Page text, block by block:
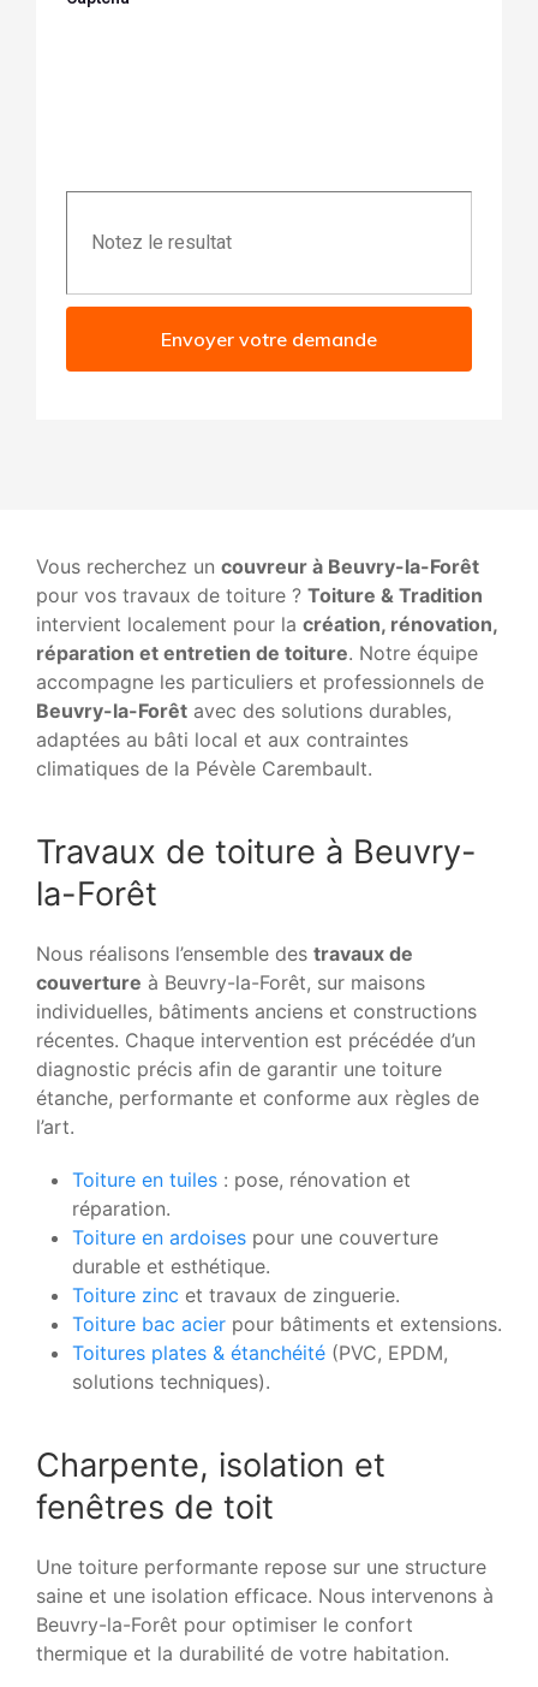
Envoyer votre demande
Vous recherchez un couvreur à Beuvry-la-Forêt
pour vos travaux de toiture ? Toiture & Tradition
intervient localement pour la création, rénovation,
réparation et entretien de toiture. Notre équipe
accompagne les particuliers et professionnels de
Beuvry-la-Forêt avec des solutions durables,
adaptées au bâti local et aux contraintes
climatiques de la Pévèle Carembault.
Travaux de toiture à Beuvry-
la-Forêt
Nous réalisons l’ensemble des travaux de
couverture à Beuvry-la-Forêt, sur maisons
individuelles, bâtiments anciens et constructions
récentes. Chaque intervention est précédée d’un
diagnostic précis afin de garantir une toiture
étanche, performante et conforme aux règles de
l’art.
Toiture en tuiles : pose, rénovation et
réparation.
Toiture en ardoises pour une couverture
durable et esthétique.
Toiture zinc et travaux de zinguerie.
Toiture bac acier pour bâtiments et extensions.
Toitures plates & étanchéité (PVC, EPDM,
solutions techniques).
Charpente, isolation et
fenêtres de toit
Une toiture performante repose sur une structure
saine et une isolation efficace. Nous intervenons à
Beuvry-la-Forêt pour optimiser le confort
thermique et la durabilité de votre habitation.